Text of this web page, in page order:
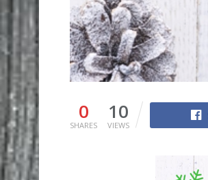
0
SHARES
10
VIEWS